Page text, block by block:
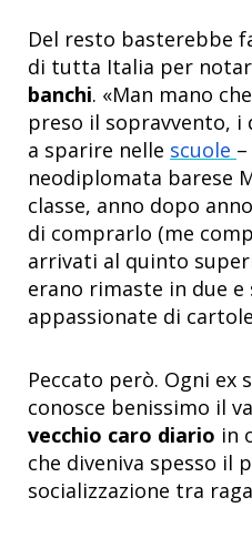
Del resto basterebbe
di tutta Italia per
banchi. «Man mano
preso il sopravvento,
a sparire nelle scuole
neodiplomata barese
classe, anno dopo
di comprarlo (me
arrivati al quinto
erano rimaste in due e
appassionate di
Peccato però. Ogni
conosce benissimo il
vecchio caro diario in
che diveniva spesso il
socializzazione tra